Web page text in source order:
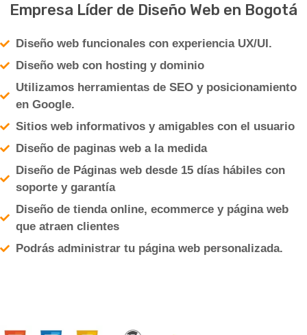
Empresa Líder de Diseño Web en Bogotá
Diseño web funcionales con experiencia UX/UI.
Diseño web con hosting y dominio
Utilizamos herramientas de SEO y posicionamiento
en Google.
Sitios web informativos y amigables con el usuario
Diseño de paginas web a la medida
Diseño de Páginas web desde 15 días hábiles con
soporte y garantía
Diseño de tienda online, ecommerce y página web
que atraen clientes
Podrás administrar tu página web personalizada.